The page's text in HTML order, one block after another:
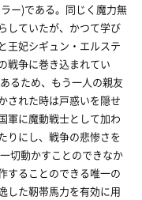
ー)である。同じく魔力無
していたが、かつて学び
王妃シギュン・エルステ
戦争に巻き込まれてい
るため、もう一人の親友
された時は戸惑いを隠せ
軍に魔動戦士として加わ
りにし、戦争の悲惨さを
切動かすことのできなか
することのできる唯一の
した靭帯馬力を有効に用